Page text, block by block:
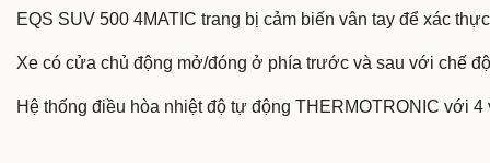
EQS SUV 500 4MATIC trang bị cảm biến vân tay để xác
Xe có cửa chủ động mở/đóng ở phía trước và sau với chế
Hệ thống điều hòa nhiệt độ tự động THERMOTRONIC với